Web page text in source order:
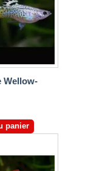
Wellow-
panier